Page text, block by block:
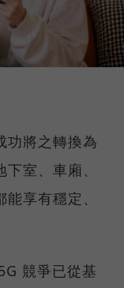
功將之轉換為
室、車廂、
享有穩定、
競爭已從基